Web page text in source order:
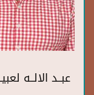
عبــد